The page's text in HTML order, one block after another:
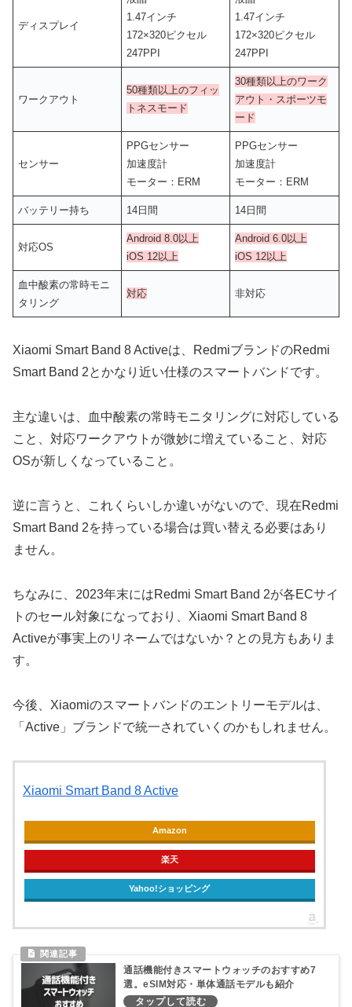
ディスプレイ
1.47インチ
172×320ピクセル
247PPI
1.47インチ
172×320ピクセル
247PPI
ワークアウト
50種類以上のフィッ
トネスモード
30種類以上のワーク
アウト・スポーツモ
ード
センサー
PPGセンサー
加速度計
モーター：ERM
PPGセンサー
加速度計
モーター：ERM
バッテリー持ち 14日間 14日間
対応OS
Android 8.0以上
iOS 12以上
Android 6.0以上
iOS 12以上
血中酸素の常時モニ
タリング
対応 非対応
Xiaomi Smart Band 8 Activeは、RedmiブランドのRedmi
Smart Band 2とかなり近い仕様のスマートバンドです。
主な違いは、血中酸素の常時モニタリングに対応している
こと、対応ワークアウトが微妙に増えていること、対応
OSが新しくなっていること。
逆に言うと、これくらいしか違いがないので、現在Redmi
Smart Band 2を持っている場合は買い替える必要はあり
ません。
ちなみに、2023年末にはRedmi Smart Band 2が各ECサイ
トのセール対象になっており、Xiaomi Smart Band 8
Activeが事実上のリネームではないか？との見方もありま
す。
今後、Xiaomiのスマートバンドのエントリーモデルは、
「Active」ブランドで統一されていくのかもしれません。
Xiaomi Smart Band 8 Active
Amazon
楽天
Yahoo!ショッピング
通話機能付きスマートウォッチのおすすめ7
選。eSIM対応・単体通話モデルも紹介